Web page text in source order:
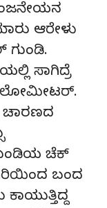
ಆರೇಳು
ಸಾಗಿದ್ರೆ
ಕಿಲೋಮೀಟರ್.
ಚಾರಣದ
ಚೆಕ್
ಬಂದ